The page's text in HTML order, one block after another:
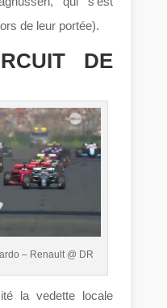
de leur portée).
DE
– Renault @ DR
la vedette locale